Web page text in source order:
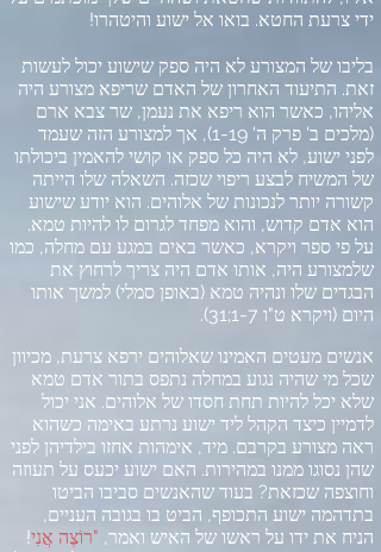
ידי צרעת החטא. בואו אל ישוע והיטהרו!
בליבו של המצורע לא היה ספק שישוע יכול לעשות
זאת. התיעוד האחרון של האדם שריפא מצורע היה
אליהו, כאשר הוא ריפא את נעמן, שר צבא ארם
(מלכים ב' פרק ה' 1-19),
אך למצורע הזה שעמד
לפני ישוע, לא היה כל ספק או קושי להאמין ביכולתו
של המשיח לבצע ריפוי שכזה. השאלה שלו הייתה
קשורה יותר לנכונות של אלוהים. הוא יודע שישוע
הוא אדם קדוש, והוא מפחד לגרום לו להיות טמא.
על פי ספר ויקרא, כאשר באים במגע עם מחלה, כמו
שלמצורע היה, אותו אדם היה צריך לרחוץ את
הבגדים שלו ונהיה טמא (באופן סמלי) למשך אותו
היום (ויקרא ט"ו 1-7;31).
אנשים מעטים האמינו שאלוהים ירפא צרעת, מכיוון
שכל מי שהיה נגוע במחלה נתפס בתור אדם טמא
שלא יכל להיות תחת חסדו של אלוהים. אני יכול
לדמיין כיצד הקהל ליד ישוע נרתע באימה כשהוא
ראה מצורע בקרבם. מיד, אימהות אחזו בילדיהן לפני
שהן נסוגו ממנו במהירות. האם ישוע יכעס על תעוזה
וחוצפה שכזאת? בעוד שהאנשים סביבו הביטו
בתדהמה ישוע התכופף, הביט בו בגובה העניים,
הניח את ידו על ראשו של האיש ואמר,
"רוֹצֶה אֲנִי!